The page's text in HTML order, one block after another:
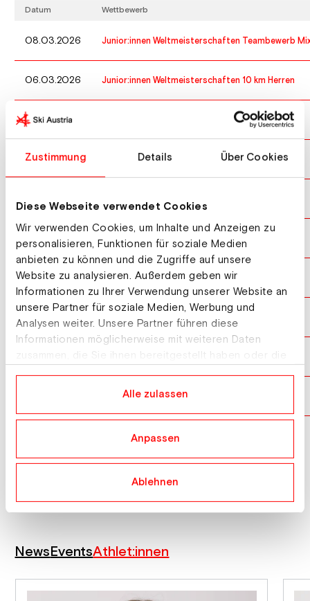
Zustimmung Details Über Cookies
Diese Webseite verwendet Cookies
Wir verwenden Cookies, um Inhalte und Anzeigen zu
personalisieren, Funktionen für soziale Medien
anbieten zu können und die Zugriffe auf unsere
Website zu analysieren. Außerdem geben wir
Informationen zu Ihrer Verwendung unserer Website an
unsere Partner für soziale Medien, Werbung und
Analysen weiter. Unsere Partner führen diese
Informationen möglicherweise mit weiteren Daten
Alle zulassen
Anpassen
Ablehnen
Datum Wettbewerb
08.03.2026 Junior:innen Weltmeisterschaften Teambewerb
06.03.2026 Junior:innen Weltmeisterschaften 10 km Herren
04.03.2026 Junior:innen Weltmeisterschaften 30 km Herren
02.03.2026 Junior:innen Weltmeisterschaften Sprint Herren
21.02.2026 Nationale Meisterschaften 10 km Herren
17.01.2026 Nationale Meisterschaften Sprint Herren
17.01.2026 Nationale Meisterschaften Sprint Herren
Continental Cup 10 km Herren
Mehr laden
NewsEventsAthlet:innen